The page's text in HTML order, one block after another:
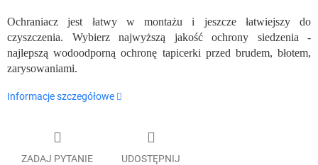
Ochraniacz jest łatwy w montażu i jeszcze łatwiejszy do
czyszczenia. Wybierz najwyższą jakość ochrony siedzenia -
najlepszą wodoodporną ochronę tapicerki przed brudem, błotem,
zarysowaniami.
Informacje szczegółowe
ZADAJ PYTANIE UDOSTĘPNIJ